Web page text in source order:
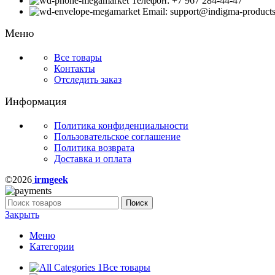
Email: support@indigma-
Меню
Все товары
Контакты
Отследить заказ
Информация
Политика конфиденциальности
Пользовательское соглашение
Политика возврата
Доставка и оплата
©2026 irmgeek
Поиск
Закрыть
Меню
Категории
Все товары